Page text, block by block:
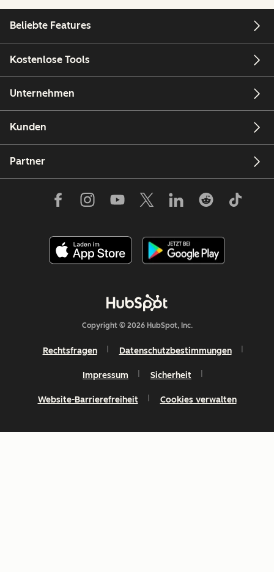
Beliebte Features
Kostenlose Tools
Unternehmen
Kunden
Partner
Copyright © 2026 HubSpot, Inc.
Rechtsfragen Datenschutzbestimmungen
Impressum Sicherheit
Website-Barrierefreiheit Cookies verwalten